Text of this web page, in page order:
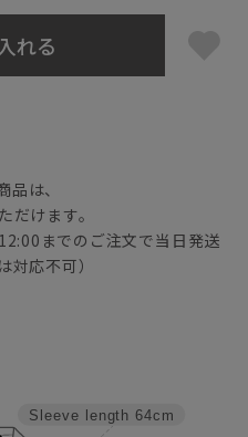
れる
品は、
けます。
までのご注文で当日発送
対応不可）
Sleeve length 64cm